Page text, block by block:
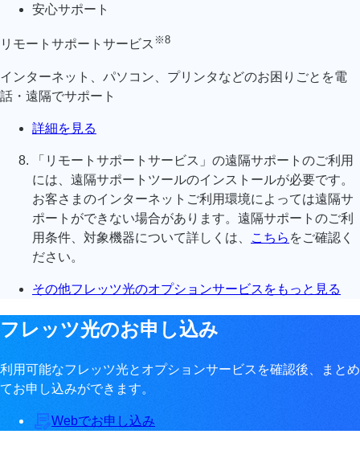
安心サポート
リモートサポートサービス ※8
インターネット、パソコン、プリンタなどのお困りごとを電
話・遠隔でサポート
詳細を見る
「リモートサポートサービス」の遠隔サポートのご利用
には、遠隔サポートツールのインストールが必要です。
お客さまのインターネットご利用環境によっては遠隔サ
ポートができない場合があります。遠隔サポートのご利
用条件、対象機器について詳しくは、
こちら をご確認く
ださい。
その他フレッツ光のオプションサービスをもっと見る
フレッツ光のお申し込み
利用可能なフレッツ光とオプションサービスを確認後、まとめ
てお申し込みができます。
Webでお申し込み